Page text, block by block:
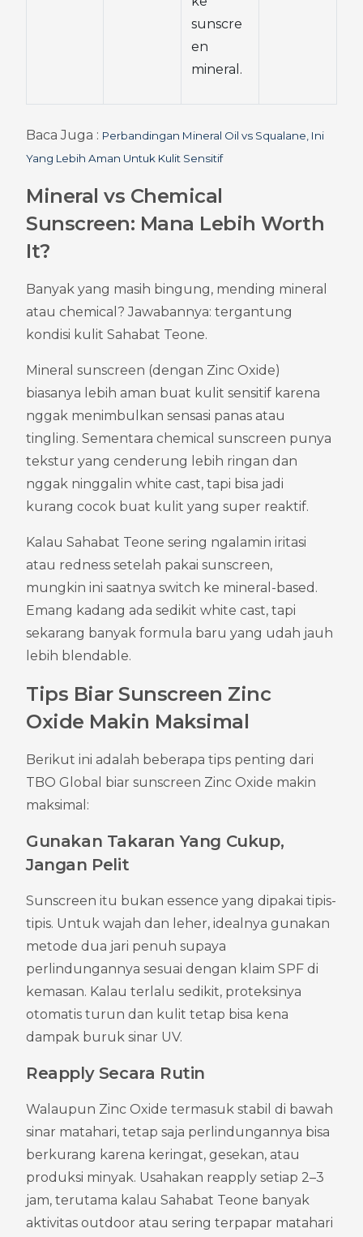
sunscre
en
mineral.
Baca Juga : Perbandingan Mineral Oil vs Squalane, Ini
Yang Lebih Aman Untuk Kulit Sensitif
Mineral vs Chemical
Sunscreen: Mana Lebih Worth
It?
Banyak yang masih bingung, mending mineral
atau chemical? Jawabannya: tergantung
kondisi kulit Sahabat Teone.
Mineral sunscreen (dengan Zinc Oxide)
biasanya lebih aman buat kulit sensitif karena
nggak menimbulkan sensasi panas atau
tingling. Sementara chemical sunscreen punya
tekstur yang cenderung lebih ringan dan
nggak ninggalin white cast, tapi bisa jadi
kurang cocok buat kulit yang super reaktif.
Kalau Sahabat Teone sering ngalamin iritasi
atau redness setelah pakai sunscreen,
mungkin ini saatnya switch ke mineral-based.
Emang kadang ada sedikit white cast, tapi
sekarang banyak formula baru yang udah jauh
lebih blendable.
Tips Biar Sunscreen Zinc
Oxide Makin Maksimal
Berikut ini adalah beberapa tips penting dari
TBO Global biar sunscreen Zinc Oxide makin
maksimal:
Gunakan Takaran Yang Cukup,
Jangan Pelit
Sunscreen itu bukan essence yang dipakai tipis-
tipis. Untuk wajah dan leher, idealnya gunakan
metode dua jari penuh supaya
perlindungannya sesuai dengan klaim SPF di
kemasan. Kalau terlalu sedikit, proteksinya
otomatis turun dan kulit tetap bisa kena
dampak buruk sinar UV.
Reapply Secara Rutin
Walaupun Zinc Oxide termasuk stabil di bawah
sinar matahari, tetap saja perlindungannya bisa
berkurang karena keringat, gesekan, atau
produksi minyak. Usahakan reapply setiap 2–3
jam, terutama kalau Sahabat Teone banyak
aktivitas outdoor atau sering terpapar matahari